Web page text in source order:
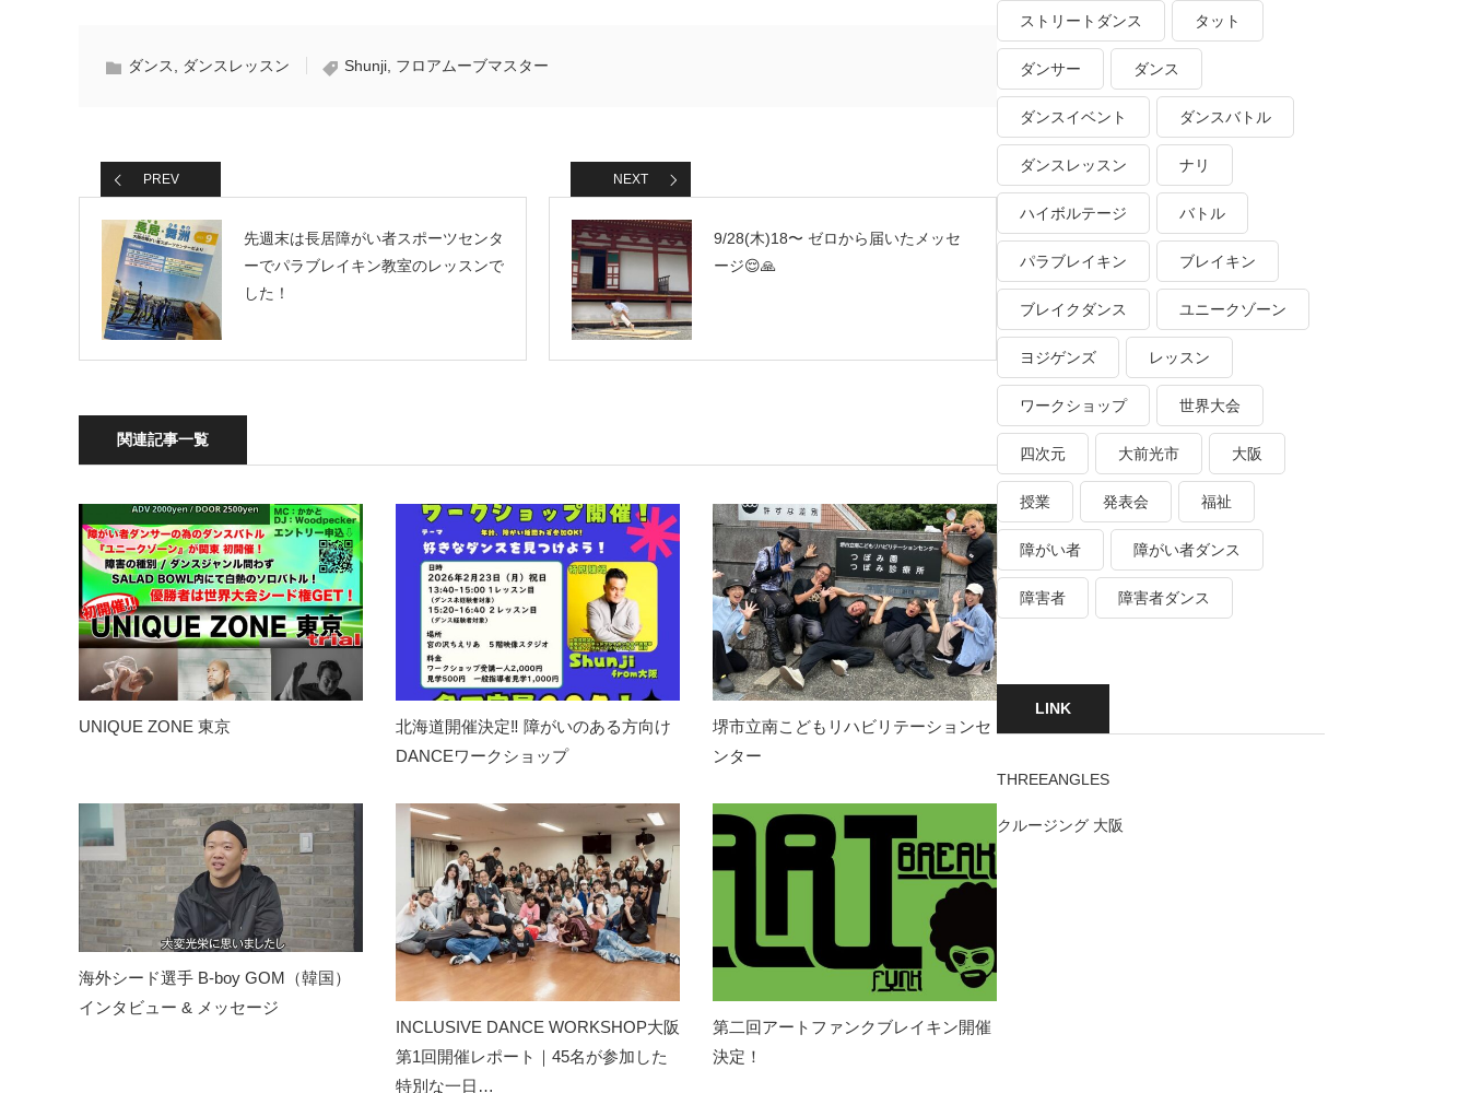
ダンス ダンスレッスン Shunji フロアムーブマスター
PREV
先週末は長居障がい者スポーツセンタ
ーでパラブレイキン教室のレッスンで
した！
NEXT
9/28(木)18〜 ゼロから届いたメッセ
ージ😌🙏
関連記事一覧
UNIQUE ZONE 東京
北海道開催決定‼️ 障がいのある方向け
DANCEワークショップ
堺市立南こどもリハビリテーションセ
ンター
海外シード選手 B-boy GOM（韓国）
インタビュー & メッセージ
INCLUSIVE DANCE WORKSHOP大阪
第1回開催レポート｜45名が参加した
特別な一日…
第二回アートファンクブレイキン開催
決定！
ストリートダンス タット
ダンサー ダンス
ダンスイベント ダンスバトル
ダンスレッスン ナリ
ハイボルテージ バトル
パラブレイキン ブレイキン
ブレイクダンス ユニークゾーン
ヨジゲンズ レッスン
ワークショップ 世界大会
四次元 大前光市 大阪
授業 発表会 福祉
障がい者 障がい者ダンス
障害者 障害者ダンス
LINK
THREEANGLES
クルージング 大阪